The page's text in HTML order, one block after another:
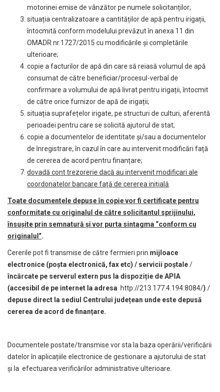
motorinei emise de vânzător pe numele solicitanților;
situația centralizatoare a cantităților de apă pentru irigații,
întocmită conform modelului prevăzut în anexa 11 din
OMADR nr.1727/2015 cu modificările și completările
ulterioare;
copie a facturilor de apă din care să reiasă volumul de apă
consumat de către beneficiar/procesul-verbal de
confirmare a volumului de apă livrat pentru irigații, întocmit
de către orice furnizor de apă de irigații;
situația suprafețelor irigate, pe structuri de culturi, aferentă
perioadei pentru care se solicită ajutorul de stat;
copie a documentelor de identitate și/sau a documentelor
de înregistrare, în cazul în care au intervenit modificări față
de cererea de acord pentru finanțare;
dovadă cont trezorerie dacă au intervenit modificari ale
coordonatelor bancare față de cererea inițial ă
Toate documentele depuse în copie vor fi certificate pentru
conformitate cu originalul de către solicitantul sprijinului,
însușite prin semnatură și vor purta sintagma “conform cu
originalul”.
Cererile pot fi transmise de către fermieri prin mijloace
electronice (poșta electronică, fax etc) / servicii poștale/
încărcate pe serverul extern pus la dispoziție de APIA
(accesibil de pe internet la adresa http://213.177.4.194:8084/) /
depuse direct la sediul Centrului județean unde este depusă
cererea de acord de finanțare.
Documentele postate/transmise vor sta la baza operării/verificării
datelor în aplicațiile electronice de gestionare a ajutorului de stat
și la efectuarea verificărilor administrative ulterioare.